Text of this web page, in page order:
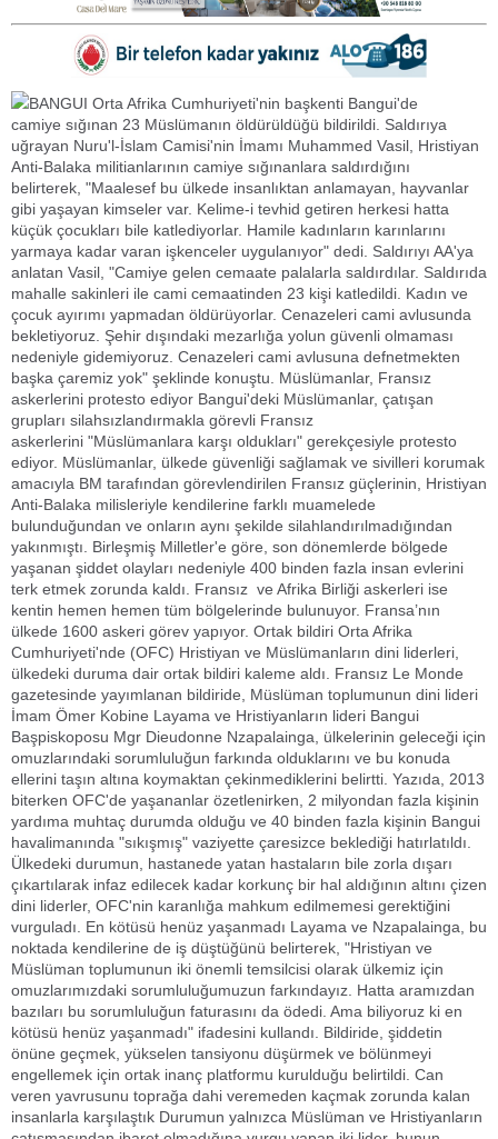
BANGUI Orta Afrika Cumhuriyeti'nin başkenti Bangui'de
camiye sığınan 23 Müslümanın öldürüldüğü bildirildi. Saldırıya
uğrayan Nuru'l-İslam Camisi'nin İmamı Muhammed Vasil, Hristiyan
Anti-Balaka militianlarının camiye sığınanlara saldırdığını
belirterek, "Maalesef bu ülkede insanlıktan anlamayan, hayvanlar
gibi yaşayan kimseler var. Kelime-i tevhid getiren herkesi hatta
küçük çocukları bile katlediyorlar. Hamile kadınların karınlarını
yarmaya kadar varan işkenceler uygulanıyor" dedi. Saldırıyı AA'ya
anlatan Vasil, "Camiye gelen cemaate palalarla saldırdılar. Saldırıda
mahalle sakinleri ile cami cemaatinden 23 kişi katledildi. Kadın ve
çocuk ayırımı yapmadan öldürüyorlar. Cenazeleri cami avlusunda
bekletiyoruz. Şehir dışındaki mezarlığa yolun güvenli olmaması
nedeniyle gidemiyoruz. Cenazeleri cami avlusuna defnetmekten
başka çaremiz yok" şeklinde konuştu. Müslümanlar, Fransız
askerlerini protesto ediyor Bangui'deki Müslümanlar, çatışan
grupları silahsızlandırmakla görevli Fransız
askerlerini "Müslümanlara karşı oldukları" gerekçesiyle protesto
ediyor. Müslümanlar, ülkede güvenliği sağlamak ve sivilleri korumak
amacıyla BM tarafından görevlendirilen Fransız güçlerinin, Hristiyan
Anti-Balaka milisleriyle kendilerine farklı muamelede
bulunduğundan ve onların aynı şekilde silahlandırılmadığından
yakınmıştı. Birleşmiş Milletler'e göre, son dönemlerde bölgede
yaşanan şiddet olayları nedeniyle 400 binden fazla insan evlerini
terk etmek zorunda kaldı. Fransız ve Afrika Birliği askerleri ise
kentin hemen hemen tüm bölgelerinde bulunuyor. Fransa’nın
ülkede 1600 askeri görev yapıyor. Ortak bildiri Orta Afrika
Cumhuriyeti'nde (OFC) Hristiyan ve Müslümanların dini liderleri,
ülkedeki duruma dair ortak bildiri kaleme aldı. Fransız Le Monde
gazetesinde yayımlanan bildiride, Müslüman toplumunun dini lideri
İmam Ömer Kobine Layama ve Hristiyanların lideri Bangui
Başpiskoposu Mgr Dieudonne Nzapalainga, ülkelerinin geleceği için
omuzlarındaki sorumluluğun farkında olduklarını ve bu konuda
ellerini taşın altına koymaktan çekinmediklerini belirtti. Yazıda, 2013
biterken OFC'de yaşananlar özetlenirken, 2 milyondan fazla kişinin
yardıma muhtaç durumda olduğu ve 40 binden fazla kişinin Bangui
havalimanında "sıkışmış" vaziyette çaresizce beklediği hatırlatıldı.
Ülkedeki durumun, hastanede yatan hastaların bile zorla dışarı
çıkartılarak infaz edilecek kadar korkunç bir hal aldığının altını çizen
dini liderler, OFC'nin karanlığa mahkum edilmemesi gerektiğini
vurguladı. En kötüsü henüz yaşanmadı Layama ve Nzapalainga, bu
noktada kendilerine de iş düştüğünü belirterek, "Hristiyan ve
Müslüman toplumunun iki önemli temsilcisi olarak ülkemiz için
omuzlarımızdaki sorumluluğumuzun farkındayız. Hatta aramızdan
bazıları bu sorumluluğun faturasını da ödedi. Ama biliyoruz ki en
kötüsü henüz yaşanmadı" ifadesini kullandı. Bildiride, şiddetin
önüne geçmek, yükselen tansiyonu düşürmek ve bölünmeyi
engellemek için ortak inanç platformu kurulduğu belirtildi. Can
veren yavrusunu toprağa dahi veremeden kaçmak zorunda kalan
insanlarla karşılaştık Durumun yalnızca Müslüman ve Hristiyanların